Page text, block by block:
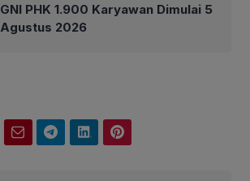
GNI PHK 1.900 Karyawan Dimulai 5
Agustus 2026